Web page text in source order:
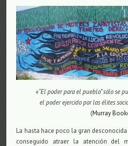
«“El poder para el pueblo” sólo se
el poder ejercido por las élites
(Murray
La hasta hace poco la gran
conseguido atraer la atención del